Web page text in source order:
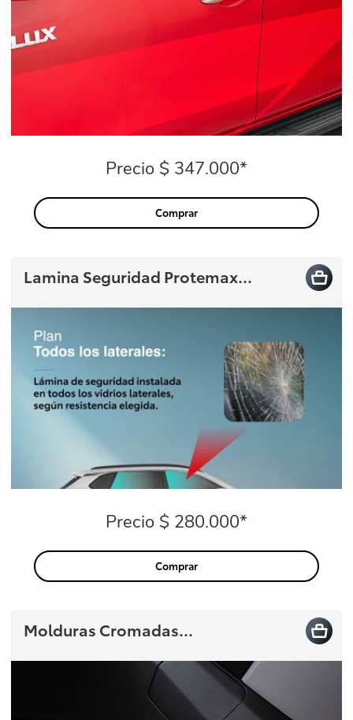
Precio
Precio $ 347.000*
Comprar
Lamina Seguridad Protemax...
Precio
Precio $ 280.000*
Comprar
Molduras Cromadas...